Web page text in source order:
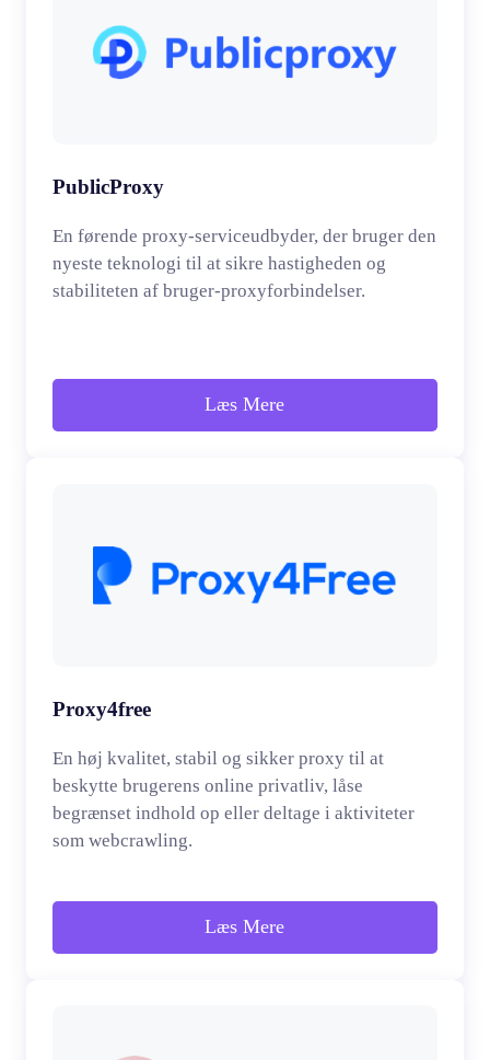
PublicProxy
En førende proxy-serviceudbyder, der bruger den
nyeste teknologi til at sikre hastigheden og
stabiliteten af bruger-proxyforbindelser.
Læs Mere
Proxy4free
En høj kvalitet, stabil og sikker proxy til at
beskytte brugerens online privatliv, låse
begrænset indhold op eller deltage i aktiviteter
som webcrawling.
Læs Mere